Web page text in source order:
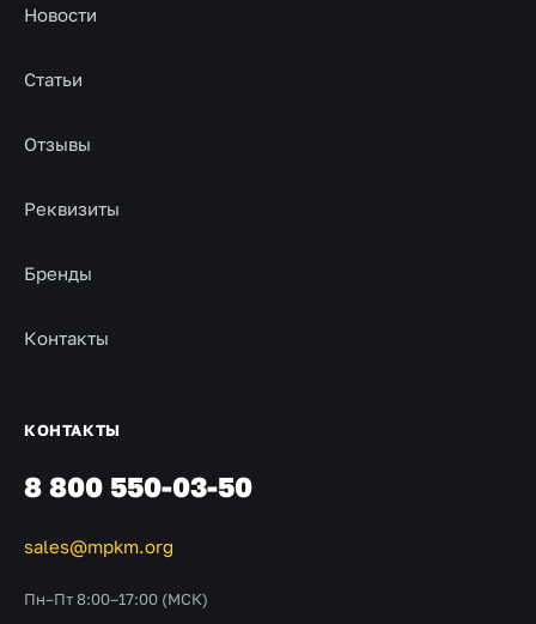
Новости
Статьи
Отзывы
Реквизиты
Бренды
Контакты
КОНТАКТЫ
8 800 550-03-50
sales@mpkm.org
Пн–Пт 8:00–17:00 (МСК)